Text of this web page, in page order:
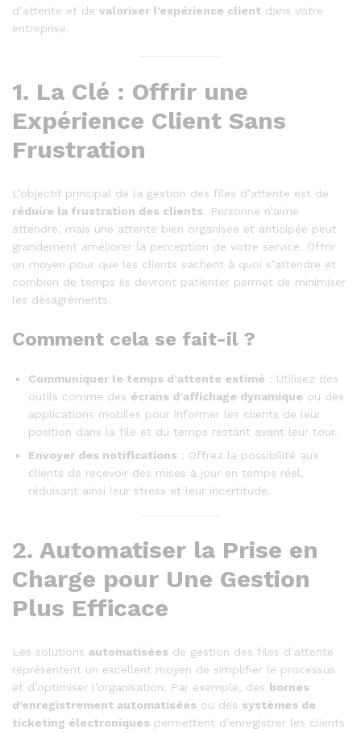
d’attente et de valoriser l’expérience client dans votre
entreprise.
1. La Clé : Offrir une
Expérience Client Sans
Frustration
L’objectif principal de la gestion des files d’attente est de
réduire la frustration des clients. Personne n’aime
attendre, mais une attente bien organisée et anticipée peut
grandement améliorer la perception de votre service. Offrir
un moyen pour que les clients sachent à quoi s’attendre et
combien de temps ils devront patienter permet de minimiser
les désagréments.
Comment cela se fait-il ?
Communiquer le temps d’attente estimé : Utilisez des
outils comme des écrans d’affichage dynamique ou des
applications mobiles pour informer les clients de leur
position dans la file et du temps restant avant leur tour.
Envoyer des notifications : Offrez la possibilité aux
clients de recevoir des mises à jour en temps réel,
réduisant ainsi leur stress et leur incertitude.
2. Automatiser la Prise en
Charge pour Une Gestion
Plus Efficace
Les solutions automatisées de gestion des files d’attente
représentent un excellent moyen de simplifier le processus
et d’optimiser l’organisation. Par exemple, des bornes
d’enregistrement automatisées ou des systèmes de
ticketing électroniques permettent d’enregistrer les clients